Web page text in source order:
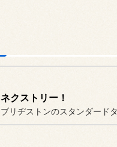
ネクストリー！